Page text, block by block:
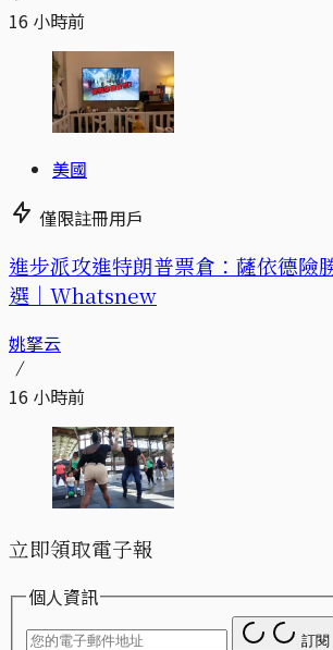
16 小時前
美國
僅限註冊用戶
進步派攻進特朗普票倉：薩依德險
選｜Whatsnew
姚拏云
16 小時前
立即領取電子報
個人資訊
訂閱